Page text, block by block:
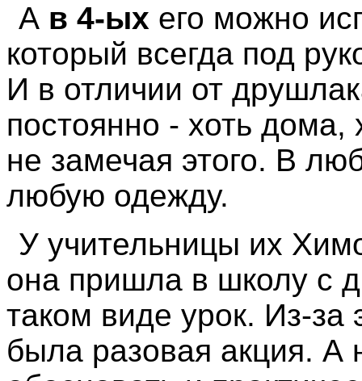
А в 4-ых его можно
который всегда под
И в отличии от
постоянно - хоть
не замечая этого. В
любую одежду.
У учительницы их
она пришла в школу с
таком виде урок. Из-
была разовая акция. А